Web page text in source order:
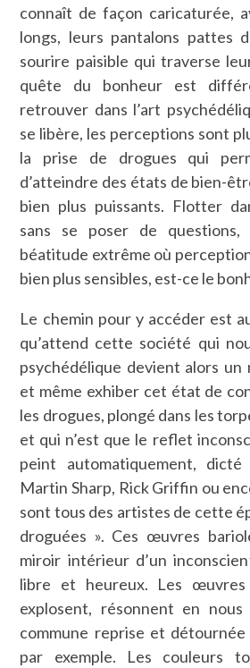
connaît de façon caricaturée,
longs, leurs pantalons pattes
sourire paisible qui traverse
quête du bonheur est
retrouver dans l’art
se libère, les perceptions sont
la prise de drogues qui
d’atteindre des états de bien-
bien plus puissants. Flotter
sans se poser de
béatitude extrême où
bien plus sensibles, est-ce le
Le chemin pour y accéder est
qu’attend cette société qui
psychédélique devient alors
et même exhiber cet état de
les drogues, plongé dans les
et qui n’est que le reflet
peint automatiquement,
Martin Sharp, Rick Griffin ou
sont tous des artistes de cette
droguées ». Ces œuvres
miroir intérieur d’un
libre et heureux. Les
explosent, résonnent en
commune reprise et détournée
par exemple. Les couleurs